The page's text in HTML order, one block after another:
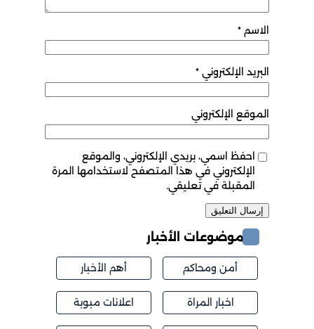
الاسم *
البريد الإلكتروني *
الموقع الإلكتروني
احفظ اسمي، بريدي الإلكتروني، والموقع
الإلكتروني في هذا المتصفح لاستخدامها المرة
المقبلة في تعليقي.
موضوعات الأخبار
أمن ومحاكم أهم الأخبار
اخبار المراة اعلانات مبوبة